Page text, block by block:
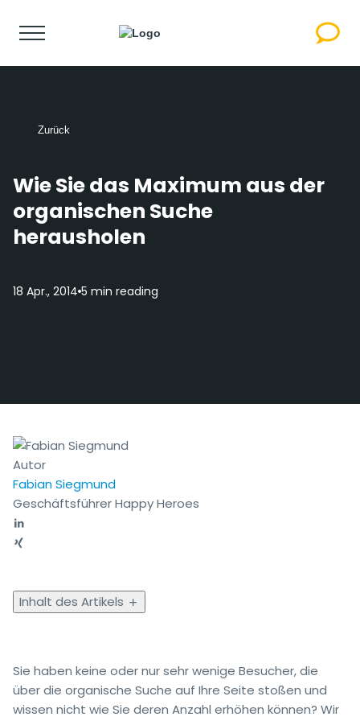
Zurück
Wie Sie das Maximum aus der
organischen Suche
herausholen
18 Apr., 2014 5 min reading
Autor
Fabian Siegmund
Geschäftsführer Happy Heroes
Inhalt des Artikels
Sie haben keine oder nur sehr wenige Besucher, die
über die organische Suche auf Ihre Seite stoßen und
wissen nicht wie Sie deren Anzahl erhöhen können? Wir